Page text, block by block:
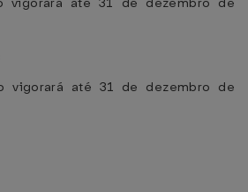
vigorará até 31 de dezembro de